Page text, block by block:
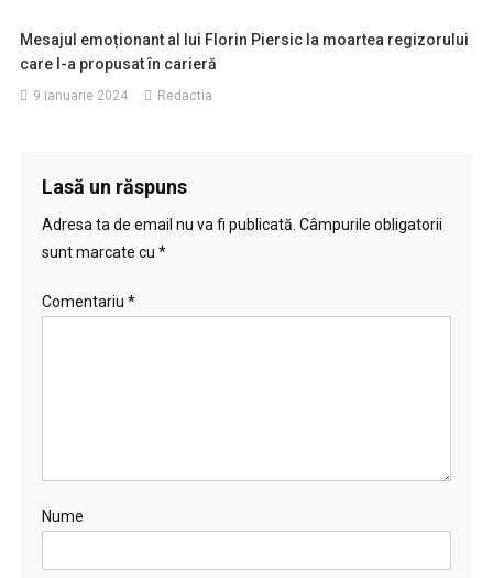
Mesajul emoționant al lui Florin Piersic la moartea regizorului
care l-a propusat în carieră
9 ianuarie 2024 Redactia
Lasă un răspuns
Adresa ta de email nu va fi publicată. Câmpurile obligatorii
sunt marcate cu *
Comentariu *
Nume